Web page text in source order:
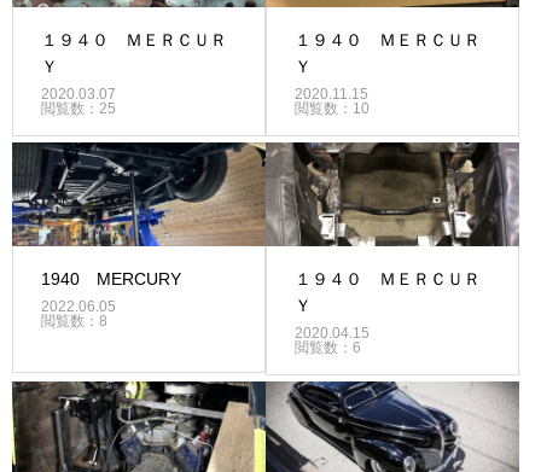
１９４０ ＭＥＲＣＵＲ
Ｙ
2020.03.07
閲覧数：25
１９４０ ＭＥＲＣＵＲ
Ｙ
2020.11.15
閲覧数：10
1940 MERCURY
2022.06.05
閲覧数：8
１９４０ ＭＥＲＣＵＲ
Ｙ
2020.04.15
閲覧数：6